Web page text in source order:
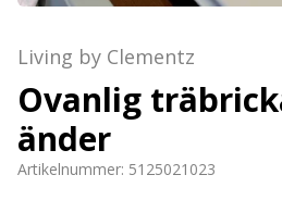
Living by Clementz
Ovanlig
änder
Artikelnummer: 5125021023